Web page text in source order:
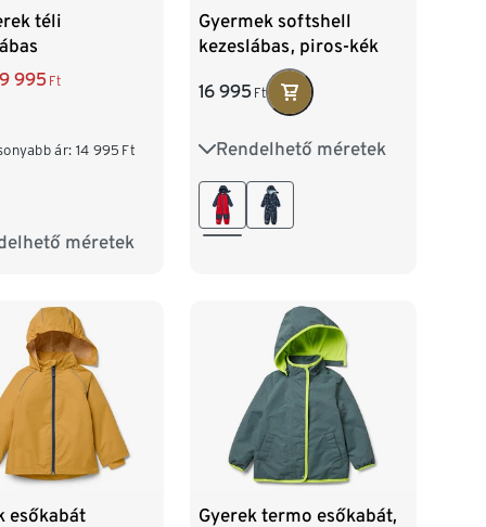
téli
9 995 Ft
ár: 14 995 Ft
méretek
62/68 74/80
Gyermek softshell
kezeslábas, piros-kék
16 995 Ft
Rendelhető méretek
74/80 86/92
98/104
esőkabát
Gyerek termo esőkabát,